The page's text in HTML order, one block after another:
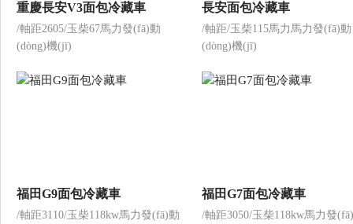
重慶長安V3面包冷藏車
/軸距2605/玉柴67馬力發(fā)動
(dòng)機(jī)
長安面包冷藏車
/軸距/玉柴115馬力馬力發(fā)動
(dòng)機(jī)
福田G9面包冷藏車
/軸距3110/玉柴118kw馬力發(fā)動
福田G7面包冷藏車
/軸距3050/玉柴118kw馬力發